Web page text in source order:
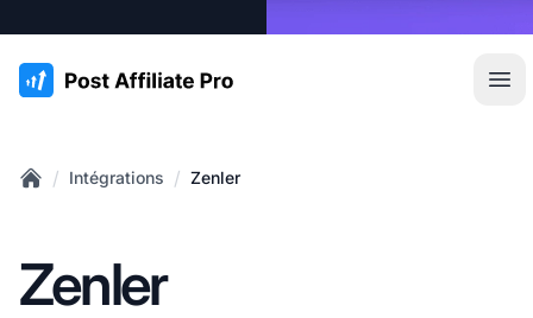
:site.title
/ Intégrations / Zenler
Zenler